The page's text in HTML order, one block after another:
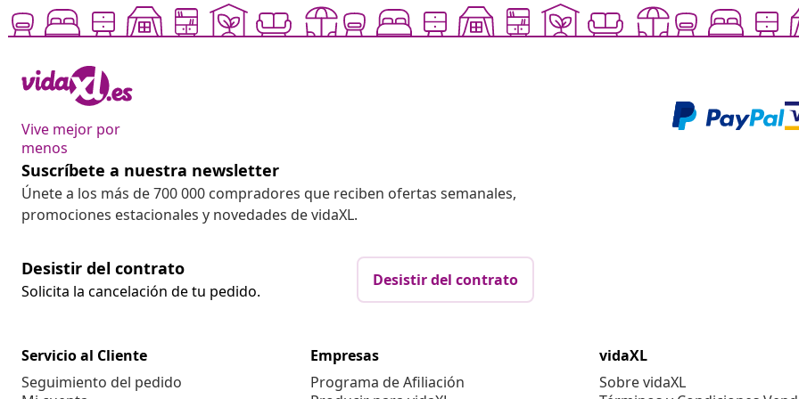
Vive mejor por
menos
Suscríbete a nuestra newsletter
Únete a los más de 700 000 compradores que reciben ofertas semanales,
promociones estacionales y novedades de vidaXL.
Desistir del contrato
Solicita la cancelación de tu pedido.
Desistir del contrato
Servicio al Cliente
Seguimiento del pedido
Empresas
Programa de Afiliación
vidaXL
Sobre vidaXL